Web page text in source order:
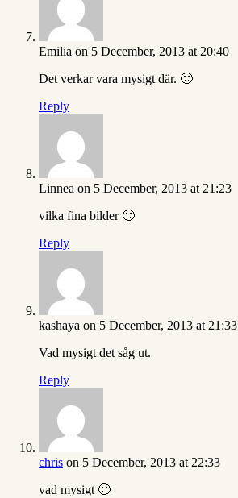
Emilia on 5 December, 2013 at 20:40
Det verkar vara mysigt där. 🙂
Reply
Linnea on 5 December, 2013 at 21:23
vilka fina bilder 🙂
Reply
kashaya on 5 December, 2013 at 21:33
Vad mysigt det såg ut.
Reply
chris on 5 December, 2013 at 22:33
vad mysigt 🙂